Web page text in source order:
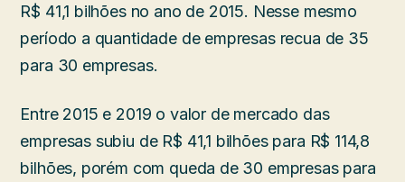
R$ 41,1 bilhões no ano de 2015. Nesse mesmo
período a quantidade de empresas recua de 35
para 30 empresas.
Entre 2015 e 2019 o valor de mercado das
empresas subiu de R$ 41,1 bilhões para R$ 114,8
bilhões, porém com queda de 30 empresas para